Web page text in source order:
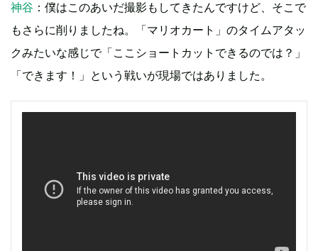
神谷 ：僕はこのあいだ撮影もしてきたんですけど、そこで
もさらに削りましたね。「マリオカート」のタイムアタッ
クみたいな感じで「ここショートカットできるのでは？」
「できます！」という戦いが現場ではありました。